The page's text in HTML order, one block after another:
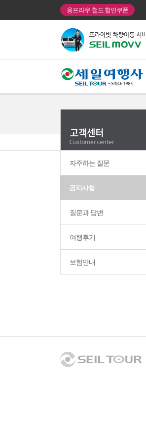
융프라우 철도 할인쿠폰
자주하는 질문
공지사항
질문과 답변
여행후기
보험안내